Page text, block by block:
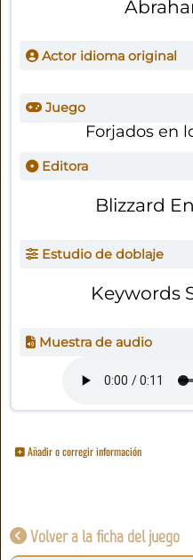
Actor idioma original
Juego
Forjados en
Editora
Blizzard
Estudio de doblaje
Keywords
Muestra de audio
Añadir o corregir información
Volver a la ficha del juego